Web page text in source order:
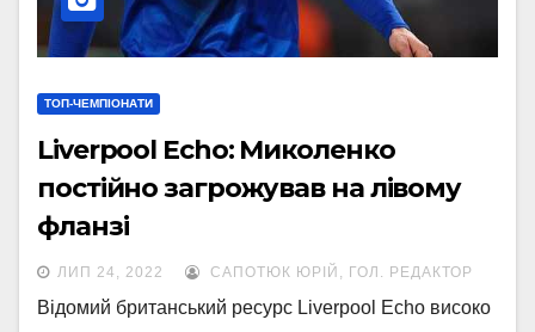
ТОП-ЧЕМПІОНАТИ
Liverpool Echo: Миколенко
постійно загрожував на лівому
фланзі
ЛИП 24, 2022 САПОТЮК ЮРІЙ, ГОЛ. РЕДАКТОР
Відомий британський ресурс Liverpool Echo високо